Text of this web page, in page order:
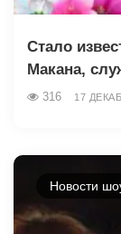
Стало
Макана,
316 17
Новости